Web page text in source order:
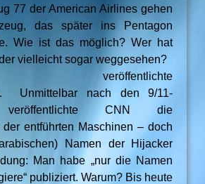
77 der American Airlines gehen
das später ins Pentagon
Wie ist das möglich? Wer hat
vielleicht sogar weggesehen?
veröffentlichte
Unmittelbar nach den 9/11-
veröffentlichte CNN die
der entführten Maschinen – doch
Namen der Hijacker
Man habe „nur die Namen
publiziert. Warum? Bis heute